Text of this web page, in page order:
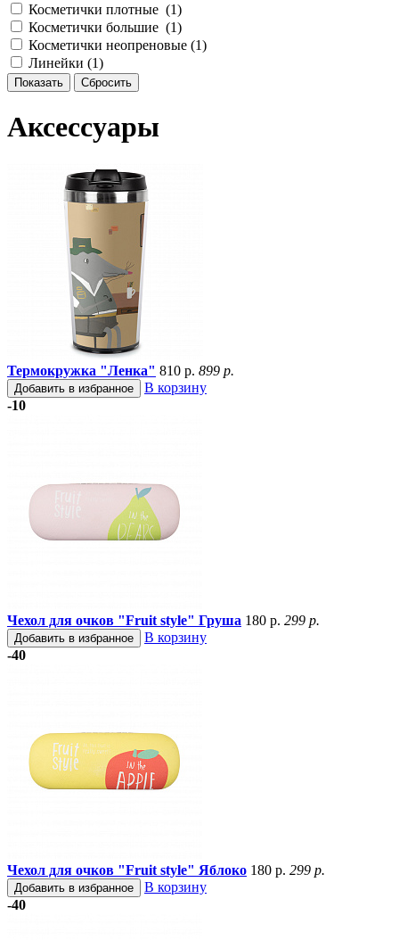
Косметички плотные (1)
Косметички большие (1)
Косметички неопреновые (1)
Линейки (1)
Аксессуары
Термокружка "Ленка" 810 р. 899 р.
Добавить в избранное
В корзину
-10
Чехол для очков "Fruit style" Груша 180 р. 299 р.
Добавить в избранное
В корзину
-40
Чехол для очков "Fruit style" Яблоко 180 р. 299 р.
Добавить в избранное
В корзину
-40